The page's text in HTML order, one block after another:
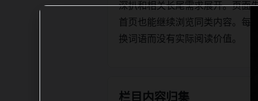
深扒和相关长尾需求展开。页面
首页也能继续浏览同类内容。每
换词语而没有实际阅读价值。
栏目内容归集